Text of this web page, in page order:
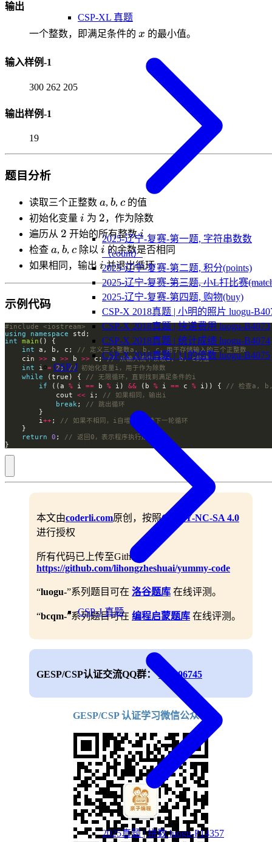
CSP-XL 真题
2025-辽宁-复赛-第一题, 字符串数数
（count）
2025-辽宁-复赛-第二题, 积分(points)
2025-辽宁-复赛-第三题, 小L打比赛
2025-辽宁-复赛-第四题, 购物(buy)
CSP-X 2018真题 | 小明的照片 luogu-
CSP-X 2018真题 | 快递费用 luogu-B4073
CSP-X 2018真题 | 统计成绩 luogu-B4074
CSP-X 2018真题 | 11的倍数 luogu-B4075
CSP-J
CSP-J 真题
2025真题 | 拼数 luogu-P14357
输出
一个整数，即满足条件的 x
x 的最小值。
输入样例-1
300 262 205
输出样例-1
19
题目分析
读取三个正整数 a
a, b
b, c
c 的值
初始化变量 i
i 为 2
2，作为除数
遍历从 2
2 开始的所有整数i
i
检查 a
a, b
b, c
c 除以 i
i 的余数是否相同
如果相同，输出 i
i并退出循环
示例代码
#include
<iostream>
using
namespace
int
main
int a, b, c;
    cin
>> a >> b >> c;
int i = 2;
while (true) {
if ((a % i == b % i) && (b % i == c % i)) {
            cout
<< i;
break ;
        i
++;
return
0 ;
}
本文由coderli.com原创，按照CC BY-NC-SA 4.0
进行授权
所有代码已上传至Github：
https://github.com/lihongzheshuai/yummy-code
“luogu-”系列题目可在 洛谷题库 在线评测。
“bcqm-”系列题目可在 编程启蒙题库 在线评测。
GESP/CSP认证交流QQ群： 688906745
GESP/CSP 认证学习微信公众号